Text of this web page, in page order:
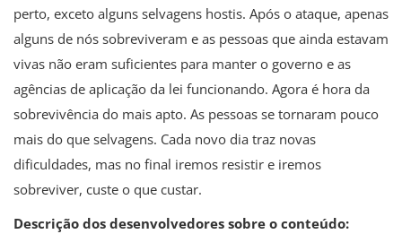
perto, exceto alguns selvagens hostis. Após o ataque, apenas
alguns de nós sobreviveram e as pessoas que ainda estavam
vivas não eram suficientes para manter o governo e as
agências de aplicação da lei funcionando. Agora é hora da
sobrevivência do mais apto. As pessoas se tornaram pouco
mais do que selvagens. Cada novo dia traz novas
dificuldades, mas no final iremos resistir e iremos
sobreviver, custe o que custar.
Descrição dos desenvolvedores sobre o conteúdo: